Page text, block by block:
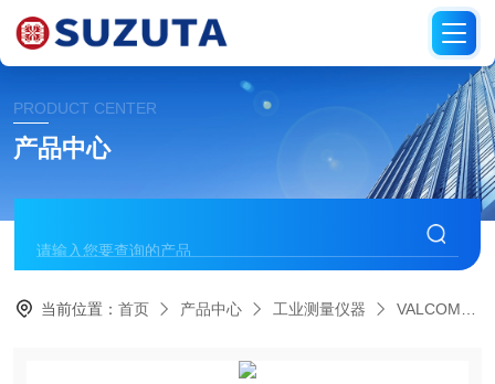
PRODUCT CENTER
产品中心
当前位置：首页 产品中心 工业测量仪器 VALCOM沃康